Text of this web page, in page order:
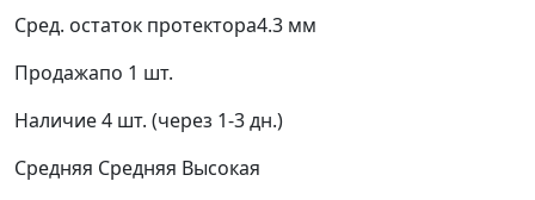
Сред. остаток протектора4.3 мм
Продажапо 1 шт.
Наличие4 шт. (через 1-3 дн.)
Средняя Средняя Высокая